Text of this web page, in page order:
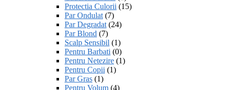
Protectia Culorii (15)
Par Ondulat (7)
Par Degradat (24)
Par Blond (7)
Scalp Sensibil (1)
Pentru Barbati (0)
Pentru Netezire (1)
Pentru Copii (1)
Par Gras (1)
Pentru Volum (4)